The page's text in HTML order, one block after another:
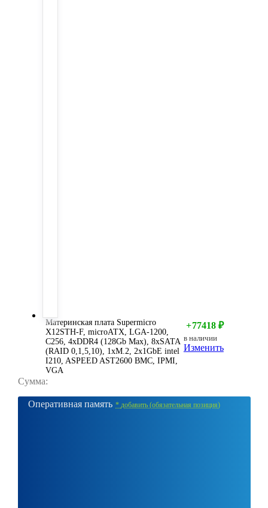
Материнская плата Supermicro
X12STH-F, microATX, LGA-1200,
C256, 4xDDR4 (128Gb Мах), 8xSATA
(RAID 0,1,5,10), 1xM.2, 2x1GbE intel
I210, ASPEED AST2600 BMC, IPMI,
VGA
+77418 ₽
в наличии
Изменить
Сумма:
Оперативная память *добавить (обязательная позиция)